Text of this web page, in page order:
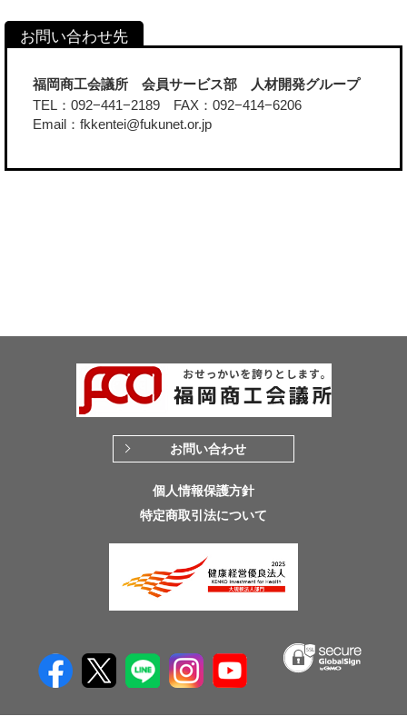
福岡商工会議所 会員サービス部 人材開発グループ
TEL：092−441−2189 FAX：092−414−6206
Email：fkkentei@fukunet.or.jp
お問い合わせ
個人情報保護方針
特定商取引法について